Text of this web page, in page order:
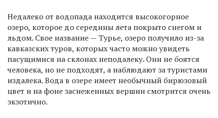
Недалеко от водопада находится высокогорное
озеро, которое до середины лета покрыто снегом и
льдом. Свое название — Турье, озеро получило из-за
кавказских туров, которых часто можно увидеть
пасущимися на склонах неподалеку. Они не боятся
человека, но не подходят, а наблюдают за туристами
издалека. Вода в озере имеет необычный бирюзовый
цвет и на фоне заснеженных вершин смотрится очень
экзотично.